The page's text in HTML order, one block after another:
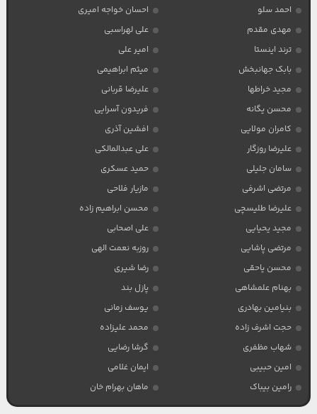
احمد سلو
احسان خواجه امیری
مهدی مقدم
علی لهراسبی
ترند اینستا
امیر علی
بابک جهانبخش
میثم ابراهیمی
مجید خراطها
علیرضا قربانی
محسن یگانه
فریدون آسرایی
کامران مولایی
افشین آذری
علیرضا روزگار
علی عبدالمالکی
سامان جلیلی
حمید عسکری
مرتضی اشرفی
مازیار فلاحی
علیرضا طلیسچی
محسن ابراهیم زاده
مجید یحیایی
علی اصحابی
مرتضی پاشایی
روزبه نعمت الهی
محسن یاحقی
رضا شیری
بهنام علمشاهی
پازل بند
بنیامین بهادری
یوسف زمانی
حجت اشرف زاده
محمد علیزاده
شهاب مظفری
گرشا رضایی
امین حبیبی
ایمان غلامی
رامین بیباک
ماهان بهرام خان